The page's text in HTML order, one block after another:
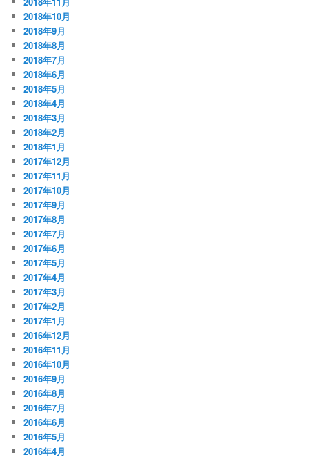
2018年10月
2018年9月
2018年8月
2018年7月
2018年6月
2018年5月
2018年4月
2018年3月
2018年2月
2018年1月
2017年12月
2017年11月
2017年10月
2017年9月
2017年8月
2017年7月
2017年6月
2017年5月
2017年4月
2017年3月
2017年2月
2017年1月
2016年12月
2016年11月
2016年10月
2016年9月
2016年8月
2016年7月
2016年6月
2016年5月
2016年4月